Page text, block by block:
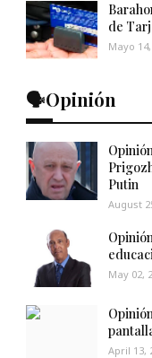
de
Mayo 14,
🗣️Opinión
Putin
August
May 02,
April 13,